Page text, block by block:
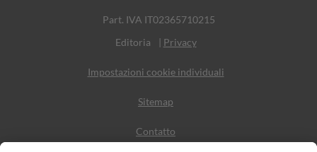
Part. IVA IT02365710215
Editoria
| Privacy
Impostazioni cookie individuali
Sitemap
Contatto